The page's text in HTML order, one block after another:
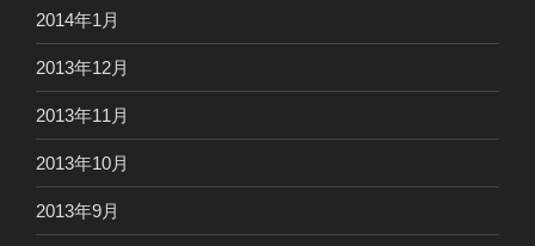
2014年1月
2013年12月
2013年11月
2013年10月
2013年9月